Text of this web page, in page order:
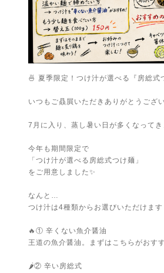
🍜 夏季限定！つけ汁が選べる『房総式
いつもご贔屓いただきありがとうござ
7月に入り、蒸し暑い日が多くなってき
今年も期間限定で
「つけ汁が選べる房総式つけ麺」
をご用意しました✨
なんと…
つけ汁は4種類からお選びいただけます
🔥① 辛くない魚介醤油
王道の魚介醤油。まずはこちらがおす
🌶② 辛い房総式